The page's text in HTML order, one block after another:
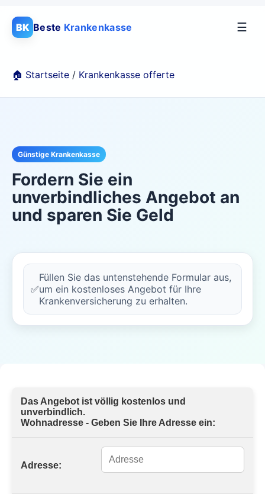
BK Beste Krankenkasse ☰
🏠 Startseite / Krankenkasse offerte
Günstige Krankenkasse
Fordern Sie ein
unverbindliches Angebot an
und sparen Sie Geld
✅
Füllen Sie das untenstehende Formular aus,
um ein kostenloses Angebot für Ihre
Krankenversicherung zu erhalten.
Das Angebot ist völlig kostenlos und
unverbindlich.
Wohnadresse - Geben Sie Ihre Adresse ein:
Adresse: